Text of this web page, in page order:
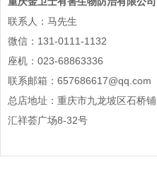
联系人：马先生
微信：131-0111-1132
座机：023-68863336
联系邮箱：657686617@qq.com
总店地址：重庆市九龙坡区石桥铺
汇祥荟广场8-32号